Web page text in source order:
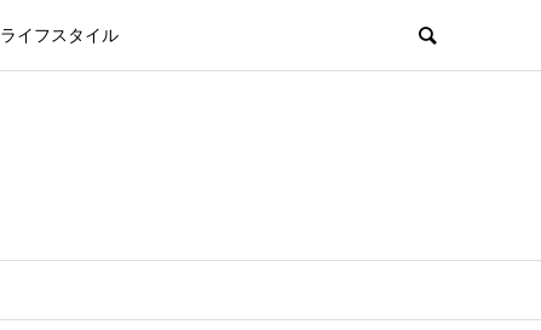
ライフスタイル